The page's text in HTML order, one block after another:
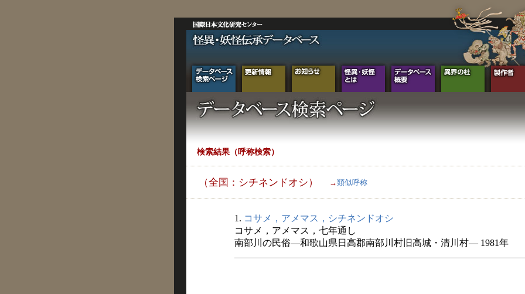
検索結果（呼称検索）
（全国：シチネンドオシ） →類似呼称
1. コサメ，アメマス，シチネンドオシ
コサメ，アメマス，七年通し
南部川の民俗―和歌山県日高郡南部川村旧高城・清川村― 1981年